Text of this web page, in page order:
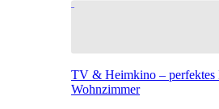
TV & Heimkino – perfektes
Wohnzimmer